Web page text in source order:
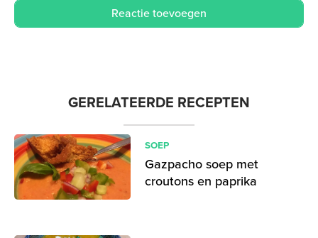
GERELATEERDE RECEPTEN
SOEP
Gazpacho soep met
croutons en paprika